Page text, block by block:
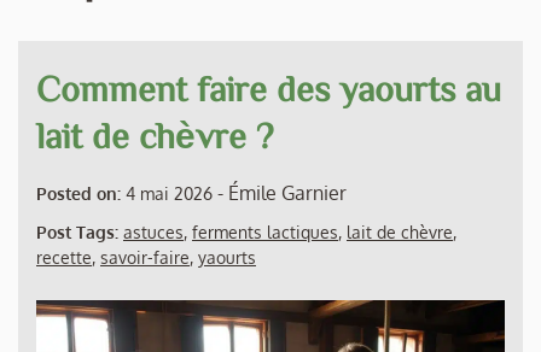
Comment faire des yaourts au
lait de chèvre ?
Posted on: 4 mai 2026 - Émile Garnier
Post Tags: astuces, ferments lactiques, lait de chèvre,
recette, savoir-faire, yaourts